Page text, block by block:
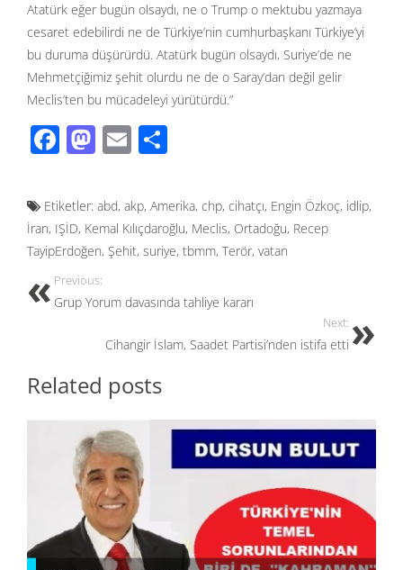
Atatürk eğer bugün olsaydı, ne o Trump o mektubu yazmaya
cesaret edebilirdi ne de Türkiye’nin cumhurbaşkanı Türkiye’yi
bu duruma düşürürdü. Atatürk bugün olsaydı, Suriye’de ne
Mehmetçiğimiz şehit olurdu ne de o Saray’dan değil gelir
Meclis’ten bu mücadeleyi yürütürdü.”
F
e
b
o
o
k
M
to
d
o
n
E
ail ar
e
Etiketler: abd, akp, Amerika, chp, cihatçı, Engin Özkoç, idlip,
İran, IŞİD, Kemal Kılıçdaroğlu, Meclis, Ortadoğu, Recep
TayipErdoğen, Şehit, suriye, tbmm, Terör, vatan
Previous:
Grup Yorum davasında tahliye kararı
Next:
Cihangir İslam, Saadet Partisi’nden istifa etti
Related posts